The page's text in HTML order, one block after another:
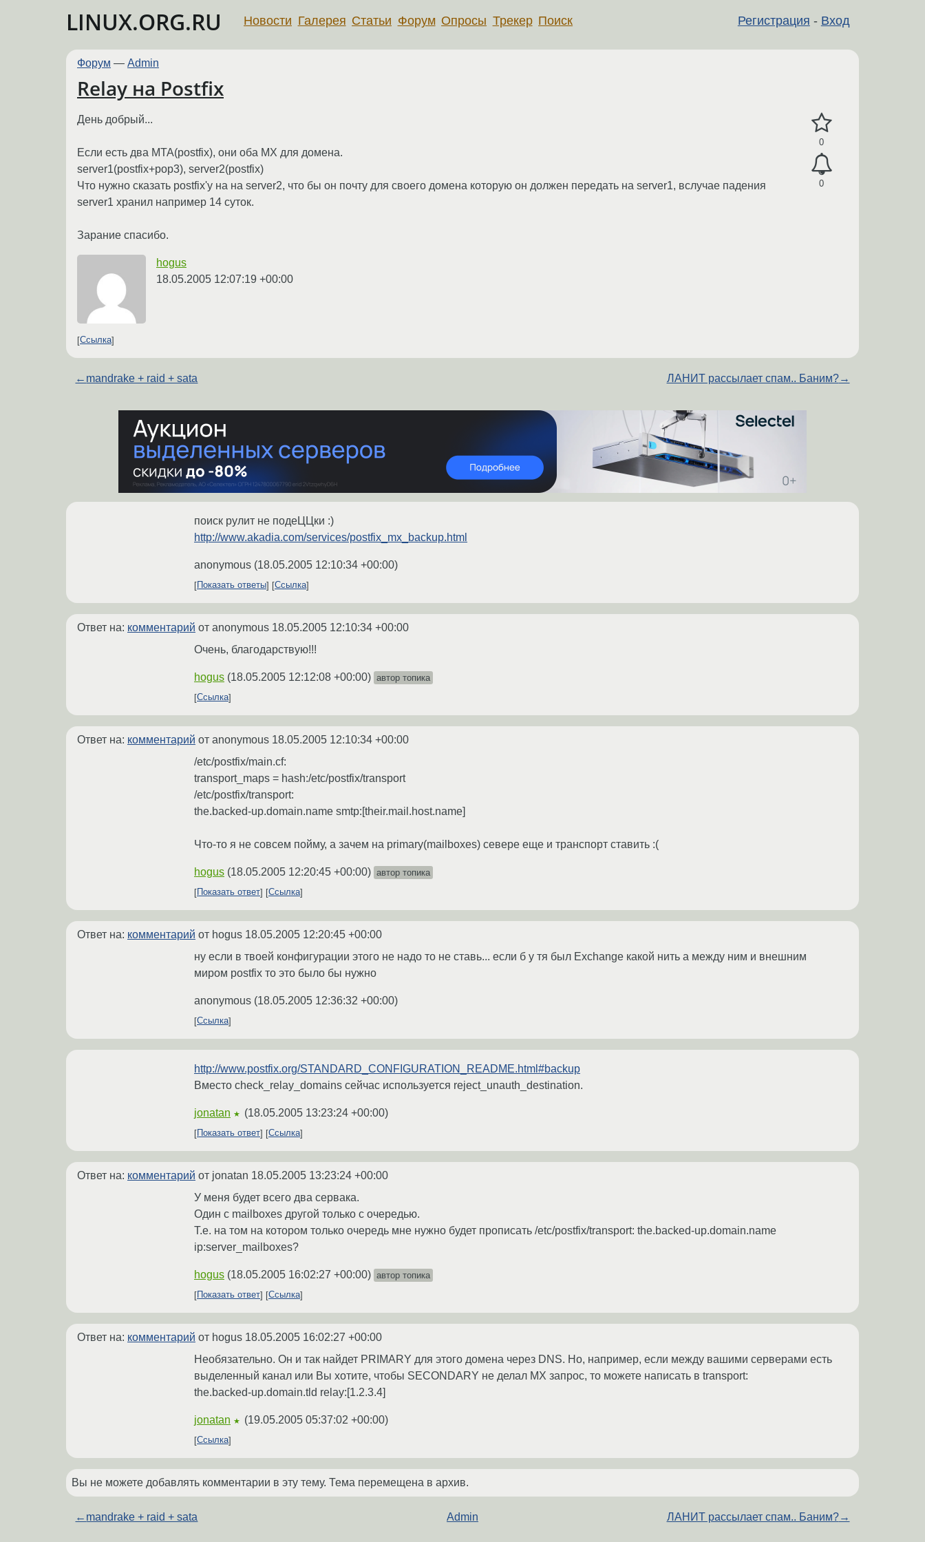
LINUX.ORG.RU Регистрация - Вход
Новости Галерея Статьи Форум Опросы Трекер Поиск
Форум — Admin
Relay на Postfix
0
0
День добрый...
Если есть два MTA(postfix), они оба MX для домена.
server1(postfix+pop3), server2(postfix)
Что нужно сказать postfix'у на на server2, что бы он почту для своего домена которую он должен передать на server1, вслучае падения
server1 хранил например 14 суток.
Зарание спасибо.
hogus
18.05.2005 12:07:19 +00:00
Ссылка
← mandrake + raid + sata ЛАНИТ рассылает спам.. Баним?→
поиск рулит не подеЦЦки :)
http://www.akadia.com/services/postfix_mx_backup.html
anonymous (18.05.2005 12:10:34 +00:00)
Показать ответы Ссылка
Ответ на: комментарий от anonymous 18.05.2005 12:10:34 +00:00
Очень, благодарствую!!!
hogus (18.05.2005 12:12:08 +00:00) автор топика
Ссылка
Ответ на: комментарий от anonymous 18.05.2005 12:10:34 +00:00
/etc/postfix/main.cf:
transport_maps = hash:/etc/postfix/transport
/etc/postfix/transport:
the.backed-up.domain.name smtp:[their.mail.host.name]
Что-то я не совсем пойму, а зачем на primary(mailboxes) севере еще и транспорт ставить :(
hogus (18.05.2005 12:20:45 +00:00) автор топика
Показать ответ
Ссылка
Ответ на: комментарий от hogus 18.05.2005 12:20:45 +00:00
ну если в твоей конфигурации этого не надо то не ставь... если б у тя был Exchange какой нить а между ним и внешним
миром postfix то это было бы нужно
anonymous (18.05.2005 12:36:32 +00:00)
Ссылка
http://www.postfix.org/STANDARD_CONFIGURATION_README.html#backup
Вместо check_relay_domains сейчас используется reject_unauth_destination.
jonatan ★ (18.05.2005 13:23:24 +00:00)
Показать ответ Ссылка
Ответ на: комментарий от jonatan 18.05.2005 13:23:24 +00:00
У меня будет всего два сервака.
Один с mailboxes другой только с очередью.
Т.е. на том на котором только очередь мне нужно будет прописать /etc/postfix/transport: the.backed-up.domain.name
ip:server_mailboxes?
hogus (18.05.2005 16:02:27 +00:00) автор топика
Показать ответ
Ссылка
Ответ на: комментарий от hogus 18.05.2005 16:02:27 +00:00
Необязательно. Он и так найдет PRIMARY для этого домена через DNS. Но, например, если между вашими серверами есть
выделенный канал или Вы хотите, чтобы SECONDARY не делал MX запрос, то можете написать в transport:
the.backed-up.domain.tld relay:[1.2.3.4]
jonatan ★ (19.05.2005 05:37:02 +00:00)
Ссылка
Вы не можете добавлять комментарии в эту тему. Тема перемещена в архив.
← mandrake + raid + sata Admin ЛАНИТ рассылает спам.. Баним?→